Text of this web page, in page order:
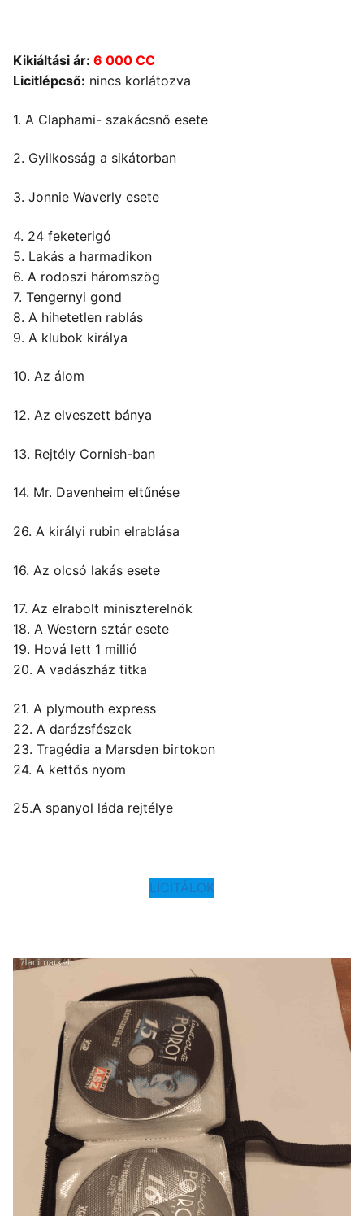
Kikiáltási ár: 6 000 CC
Licitlépcső: nincs korlátozva
1. A Claphami- szakácsnő esete
2. Gyilkosság a sikátorban
3. Jonnie Waverly esete
4. 24 feketerigó
5. Lakás a harmadikon
6. A rodoszi háromszög
7. Tengernyi gond
8. A hihetetlen rablás
9. A klubok királya
10. Az álom
12. Az elveszett bánya
13. Rejtély Cornish-ban
14. Mr. Davenheim eltűnése
26. A királyi rubin elrablása
16. Az olcsó lakás esete
17. Az elrabolt miniszterelnök
18. A Western sztár esete
19. Hová lett 1 millió
20. A vadászház titka
21. A plymouth express
22. A darázsfészek
23. Tragédia a Marsden birtokon
24. A kettős nyom
25.A spanyol láda rejtélye
LICITÁLOK